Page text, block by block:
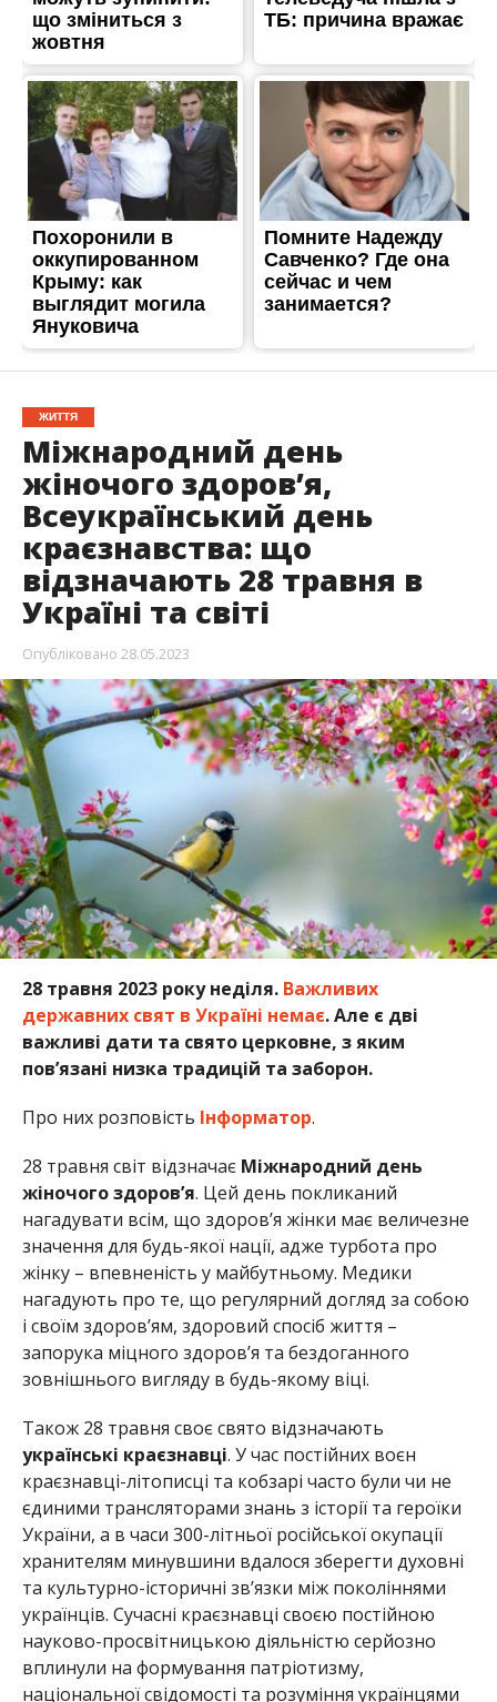
ЖИТТЯ
Міжнародний день
жіночого здоров’я,
Всеукраїнський день
краєзнавства: що
відзначають 28 травня в
Україні та світі
Опубліковано 28.05.2023
28 травня 2023 року неділя. Важливих
державних свят в Україні немає. Але є дві
важливі дати та свято церковне, з яким
пов’язані низка традицій та заборон.
Про них розповість Інформатор.
28 травня світ відзначає Міжнародний день
жіночого здоров’я. Цей день покликаний
нагадувати всім, що здоров’я жінки має величезне
значення для будь-якої нації, адже турбота про
жінку – впевненість у майбутньому. Медики
нагадують про те, що регулярний догляд за собою
і своїм здоров’ям, здоровий спосіб життя –
запорука міцного здоров’я та бездоганного
зовнішнього вигляду в будь-якому віці.
Також 28 травня своє свято відзначають
українські краєзнавці. У час постійних воєн
краєзнавці-літописці та кобзарі часто були чи не
єдиними трансляторами знань з історії та героїки
України, а в часи 300-літньої російської окупації
хранителям минувшини вдалося зберегти духовні
та культурно-історичні зв’язки між поколіннями
українців. Сучасні краєзнавці своєю постійною
науково-просвітницькою діяльністю серйозно
вплинули на формування патріотизму,
національної свідомості та розуміння українцями